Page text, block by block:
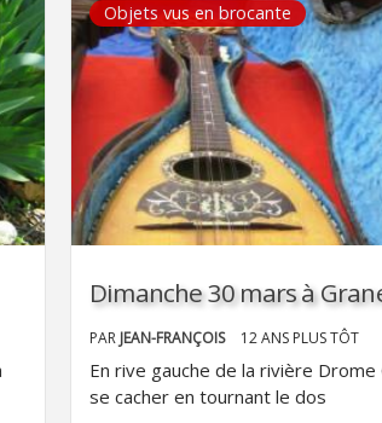
Objets vus en brocante
Dimanche 30 mars à
PAR JEAN-FRANÇOIS 12 ANS PLUS TÔT
En rive gauche de la rivière
se cacher en tournant le dos